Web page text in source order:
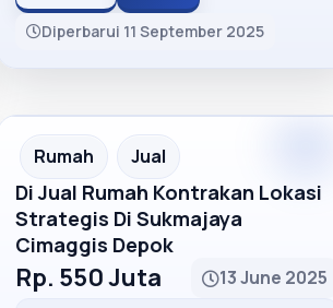
Diperbarui 11 September 2025
Recommended
Rumah Jual
Di Jual Rumah Kontrakan Lokasi
Strategis Di Sukmajaya
Cimaggis Depok
Rp. 550 Juta
13 June 2025